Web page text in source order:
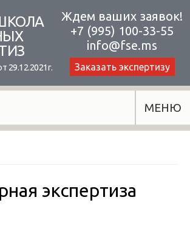
29.12.2021г.
Ждем ваших заявок!
+7 (995) 100-33-55
info@fse.ms
Заказать экспертизу
МЕНЮ
экспертиза